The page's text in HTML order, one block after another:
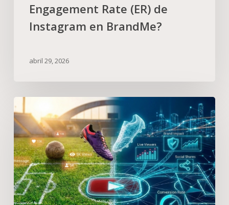
Engagement Rate (ER) de
Instagram en BrandMe?
abril 29, 2026